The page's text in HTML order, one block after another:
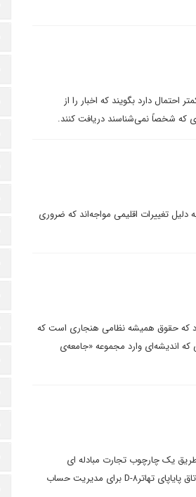
دارد بگویند که اخبار را از
که شخصاً نمی‌شناسند دریافت کنند.
تغییرات اقلیمی مواجه‌اند که ضروری
که حقوق همیشه نظامی هنجاری است که
که اندیشه‌ای وارد مجموعه «جامعه‌ی
یک چارچوب تجارت مبادله ای
ساختاریافته تجارت بین کشورهایD-۸ را متحول کند. این چارچوب شامل ایجاد یک اتاق پایاپای تهاترD-۸ برای مدیریت حساب